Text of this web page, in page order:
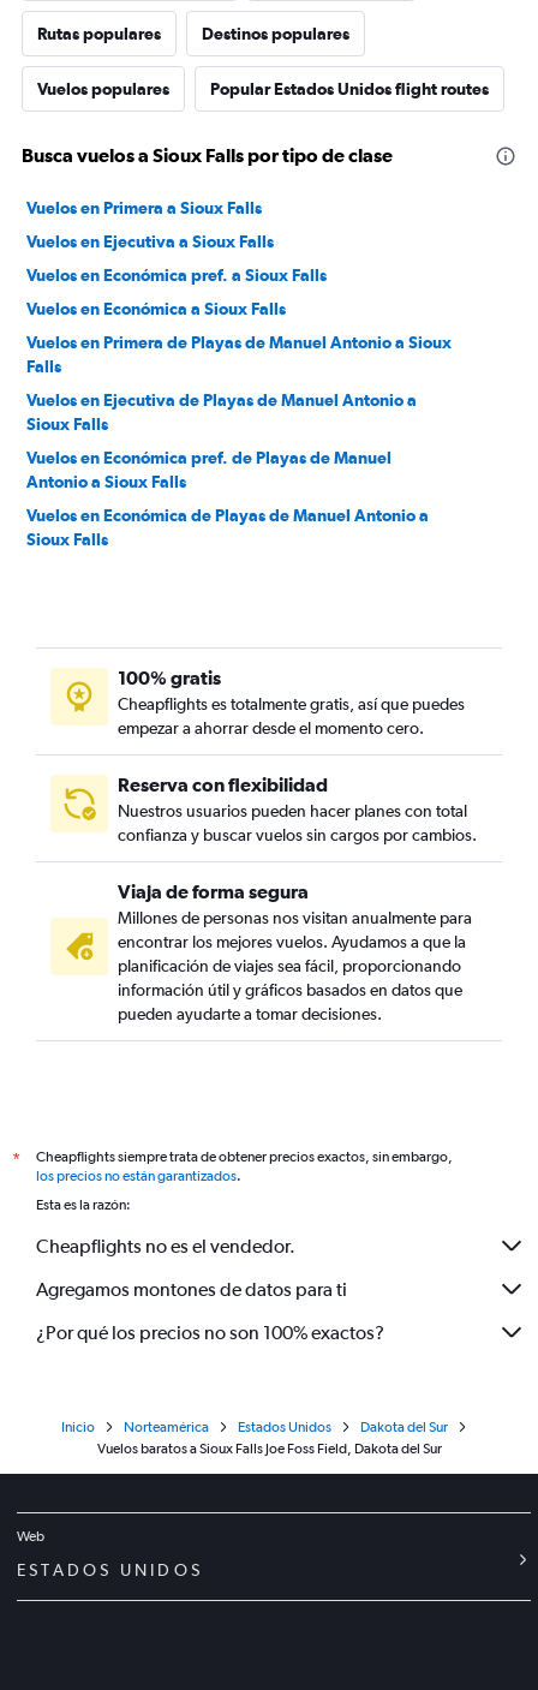
Rutas populares Destinos populares
Vuelos populares Popular Estados Unidos flight routes
Busca vuelos a Sioux Falls por tipo de clase
Vuelos en Primera a Sioux Falls
Vuelos en Ejecutiva a Sioux Falls
Vuelos en Económica pref. a Sioux Falls
Vuelos en Económica a Sioux Falls
Vuelos en Primera de Playas de Manuel Antonio a Sioux
Falls
Vuelos en Ejecutiva de Playas de Manuel Antonio a
Sioux Falls
Vuelos en Económica pref. de Playas de Manuel
Antonio a Sioux Falls
Vuelos en Económica de Playas de Manuel Antonio a
Sioux Falls
100% gratis
Cheapflights es totalmente gratis, así que puedes
empezar a ahorrar desde el momento cero.
Reserva con flexibilidad
Nuestros usuarios pueden hacer planes con total
confianza y buscar vuelos sin cargos por cambios.
Viaja de forma segura
Millones de personas nos visitan anualmente para
encontrar los mejores vuelos. Ayudamos a que la
planificación de viajes sea fácil, proporcionando
información útil y gráficos basados en datos que
pueden ayudarte a tomar decisiones.
*
Cheapflights siempre trata de obtener precios exactos, sin embargo,
los precios no están garantizados.
Esta es la razón:
Cheapflights no es el vendedor.
Agregamos montones de datos para ti
¿Por qué los precios no son 100% exactos?
Inicio Norteamérica Estados Unidos
Dakota del Sur
Vuelos baratos a Sioux Falls Joe Foss Field, Dakota del Sur
Web
ESTADOS UNIDOS